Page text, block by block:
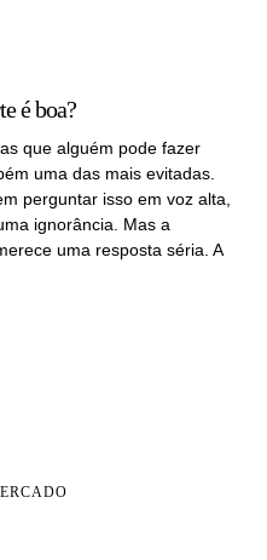
é boa?
que alguém pode fazer
uma das mais evitadas.
perguntar isso em voz alta,
ignorância. Mas a
uma resposta séria. A